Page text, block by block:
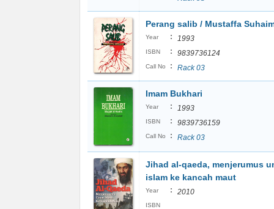
Perang salib / Mustaffa
Year : 1993
ISBN : 9839736124
Call No : Rack 03
Imam Bukhari
Year : 1993
ISBN : 9839736159
Call No : Rack 03
Jihad al-qaeda, menjerumus
islam ke kancah maut
Year : 2010
ISBN